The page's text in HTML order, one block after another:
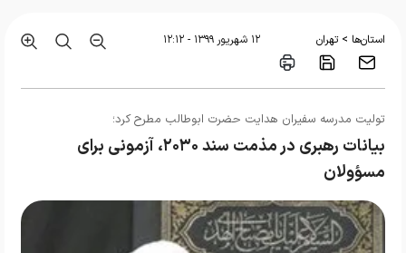
استان‌ها > تهران ۱۲ شهريور ۱۳۹۹ - ۱۲:۱۲
تولیت مدرسه سفیران هدایت حضرت ابوطالب مطرح کرد؛
بیانات رهبری در مذمت سند ۲۰۳۰، آزمونی برای
مسؤولان